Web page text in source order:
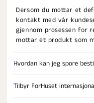
Dersom du mottar et
kontakt med vår
gjennom prosessen for
mottar et produkt som
Hvordan kan jeg spore
Tilbyr ForHuset